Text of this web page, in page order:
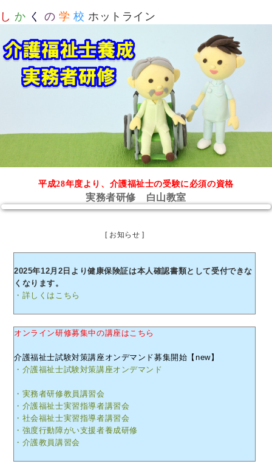
し か く の 学 校 ホットライン
平成28年度より、介護福祉士の受験に必須の資格
実務者研修 白山教室
[ お知らせ ]
2025年12月2日より健康保険証は本人確認書類として受付できな
くなります。
・詳しくはこちら
オンライン研修募集中の講座はこちら
介護福祉士試験対策講座オンデマンド募集開始【new】
・介護福祉士試験対策講座オンデマンド
・実務者研修教員講習会
・介護福祉士実習指導者講習会
・社会福祉士実習指導者講習会
・強度行動障がい支援者養成研修
・介護教員講習会